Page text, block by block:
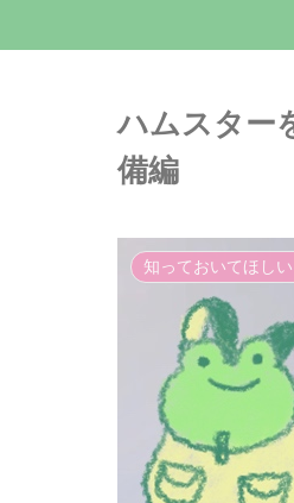
ハムスター
備編
知っておいてほしい